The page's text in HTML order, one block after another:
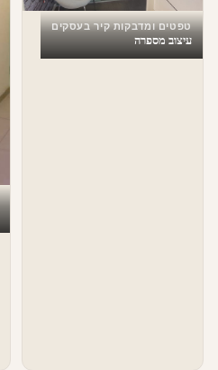
טפטים ומדבקות קיר בעסקים
עיצוב מספרה